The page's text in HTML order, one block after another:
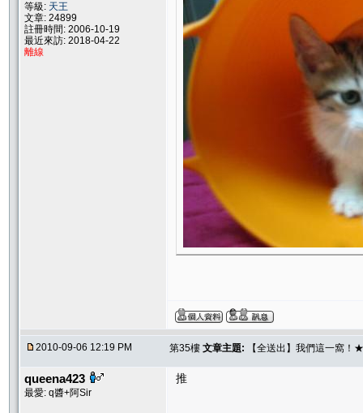
等級: 天王
文章: 24899
註冊時間: 2006-10-19
最近來訪: 2018-04-22
離線
2010-09-06 12:19 PM 第35樓 文章主題: 【全送出】我們這一窩
queena423
最愛: q醬+阿Sir
推